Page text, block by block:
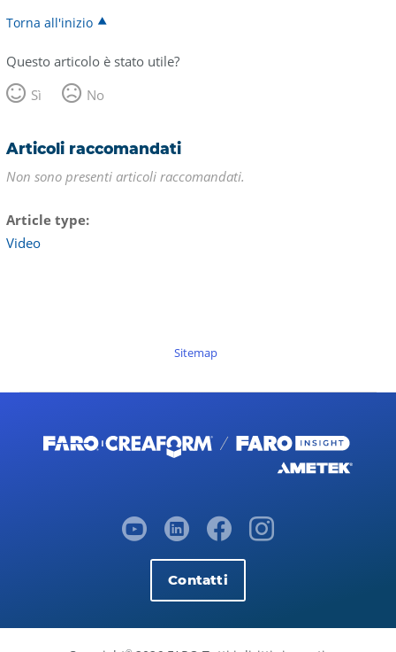
Torna all'inizio
Questo articolo è stato utile?
Sì
No
Articoli raccomandati
Non sono presenti articoli raccomandati.
Article type
Video
Sitemap
Contatti